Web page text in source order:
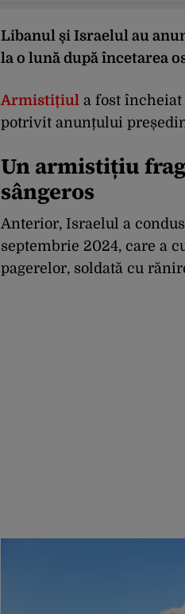
Libanul și Israelul au
la o lună după încetarea
Armistițiul a fost
potrivit anunțului
Un armistițiu
sângeros
Anterior, Israelul a
septembrie 2024, care a
pagerelor, soldată cu